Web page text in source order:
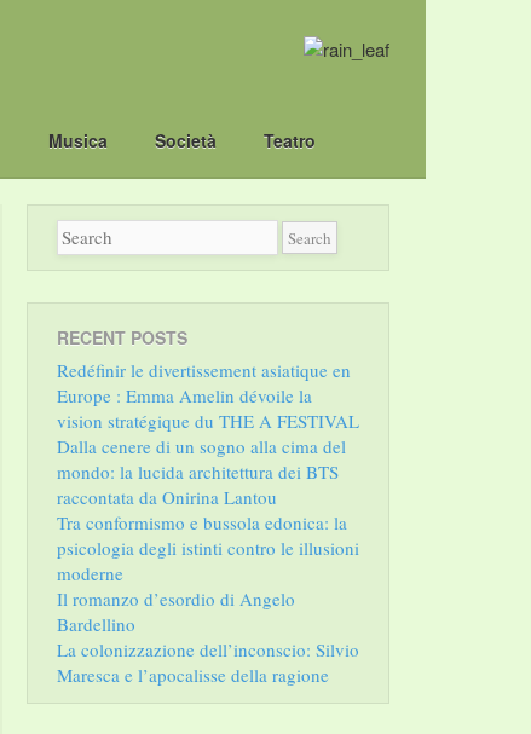
Musica Società Teatro
RECENT POSTS
Redéfinir le divertissement asiatique en
Europe : Emma Amelin dévoile la
vision stratégique du THE A FESTIVAL
Dalla cenere di un sogno alla cima del
mondo: la lucida architettura dei BTS
raccontata da Onirina Lantou
Tra conformismo e bussola edonica: la
psicologia degli istinti contro le illusioni
moderne
Il romanzo d’esordio di Angelo
Bardellino
La colonizzazione dell’inconscio: Silvio
Maresca e l’apocalisse della ragione